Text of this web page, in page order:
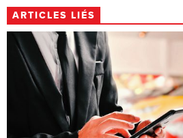
ARTICLES LIÉS